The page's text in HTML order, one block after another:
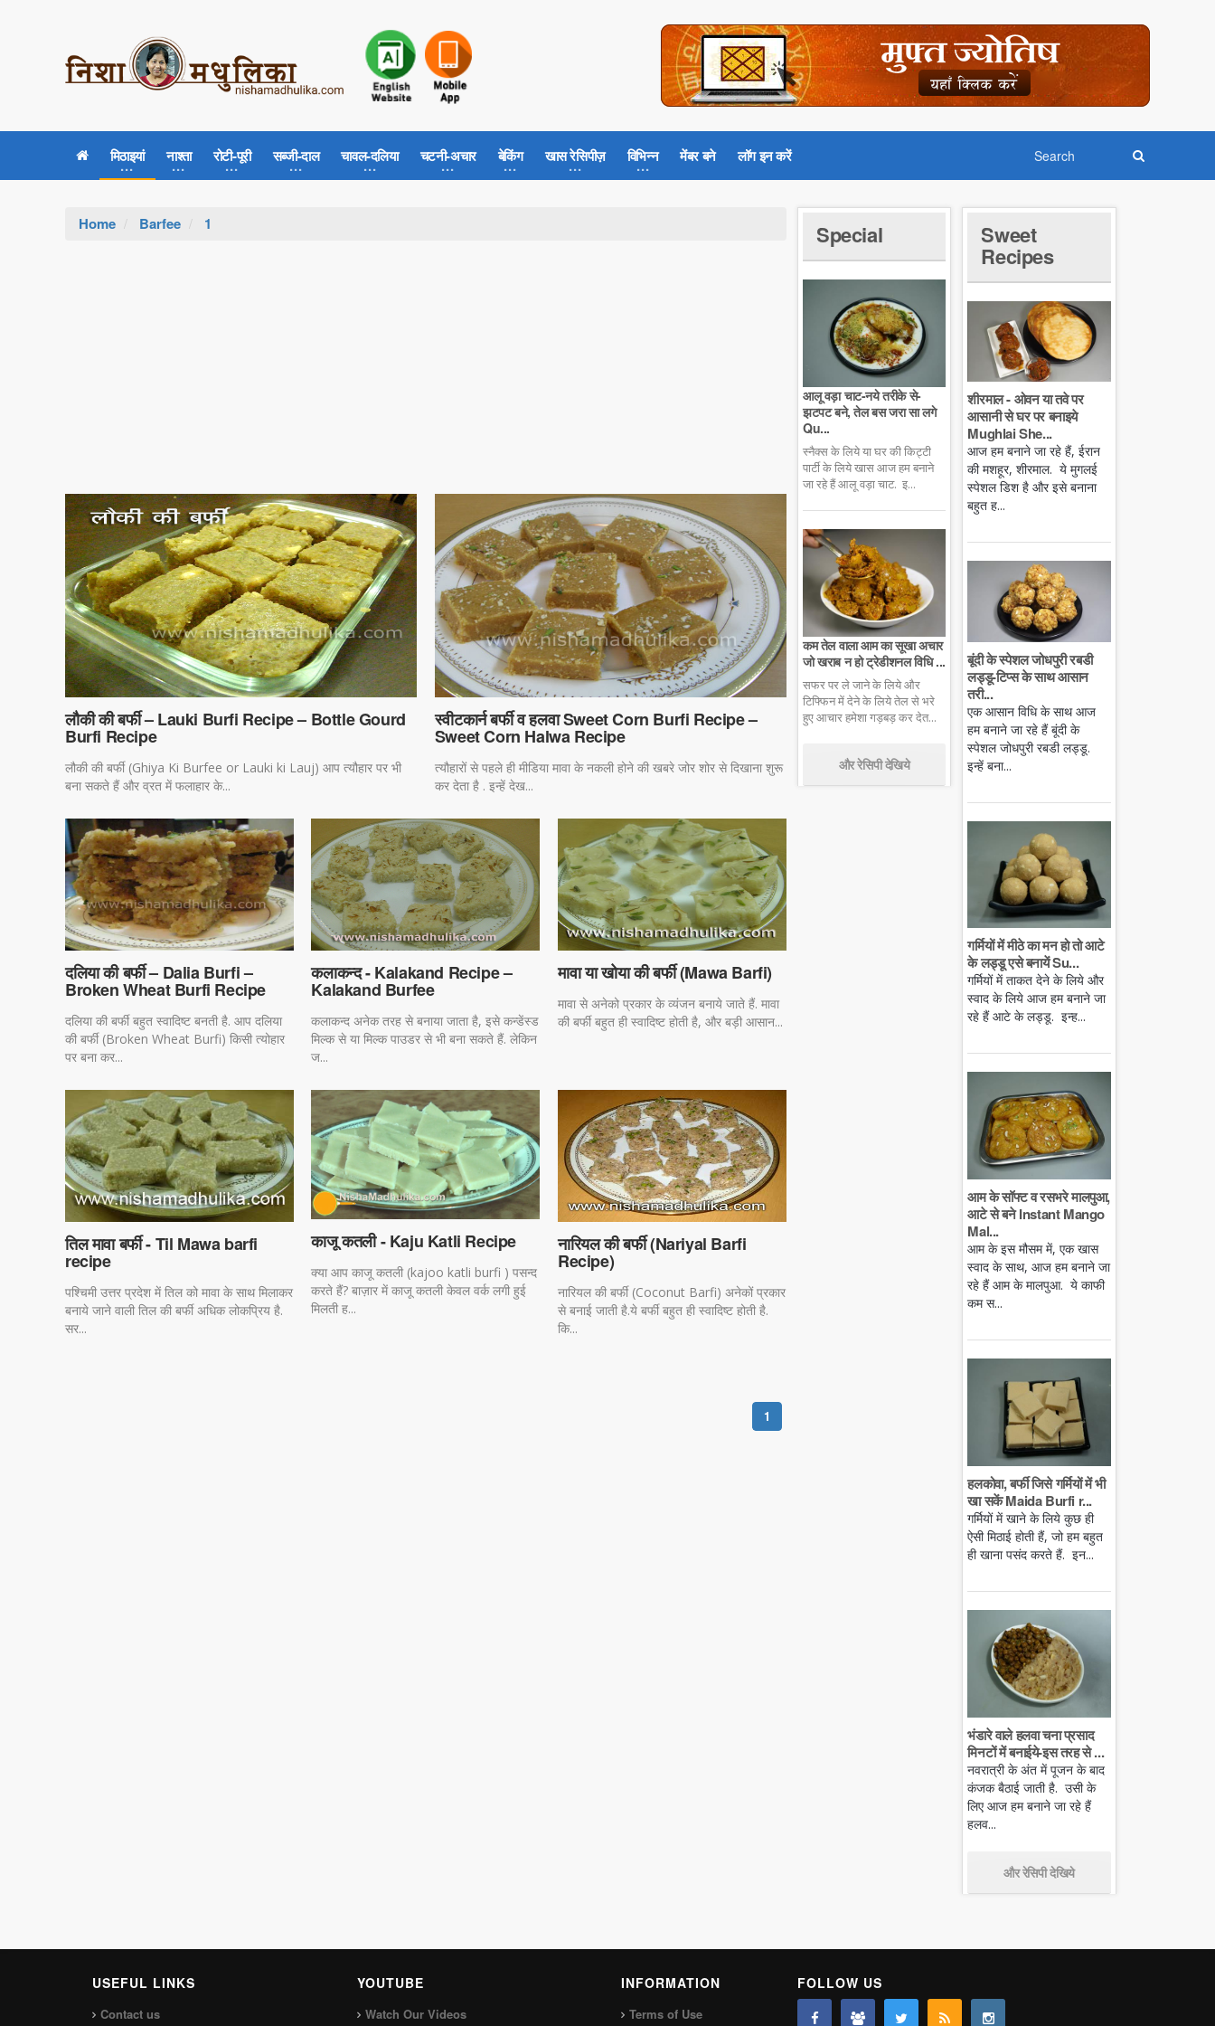
मिठाइयां नाश्ता रोटी-पूरी सब्जी-दाल चावल-दलिया चटनी-अचार बेकिंग खास रेसिपीज़ विभिन्न मेंबर बने लॉग इन करें
Home Barfee 1
लौकी की बर्फी – Lauki Burfi Recipe – Bottle Gourd
Burfi Recipe
लौकी की बर्फी (Ghiya Ki Burfee or Lauki ki Lauj) आप त्यौहार पर भी
बना सकते हैं और व्रत में फलाहार के...
स्वीटकार्न बर्फी व हलवा Sweet Corn Burfi Recipe –
Sweet Corn Halwa Recipe
त्यौहारों से पहले ही मीडिया मावा के नकली होने की खबरे जोर शोर से दिखाना शुरू
कर देता है . इन्हें देख...
दलिया की बर्फी – Dalia Burfi –
Broken Wheat Burfi Recipe
दलिया की बर्फी बहुत स्वादिष्ट बनती है. आप दलिया
की बर्फी (Broken Wheat Burfi) किसी त्योहार
पर बना कर...
कलाकन्द - Kalakand Recipe –
Kalakand Burfee
कलाकन्द अनेक तरह से बनाया जाता है, इसे कन्डेंस्ड
मिल्क से या मिल्क पाउडर से भी बना सकते हैं. लेकिन
ज...
मावा या खोया की बर्फी (Mawa Barfi)
मावा से अनेको प्रकार के व्यंजन बनाये जाते हैं. मावा
की बर्फी बहुत ही स्वादिष्ट होती है, और बड़ी आसान...
तिल मावा बर्फी - Til Mawa barfi
recipe
पश्चिमी उत्तर प्रदेश में तिल को मावा के साथ मिलाकर
बनाये जाने वाली तिल की बर्फी अधिक लोकप्रिय है.
सर...
काजू कतली - Kaju Katli Recipe
क्या आप काजू कतली (kajoo katli burfi ) पसन्द
करते हैं? बाज़ार में काजू कतली केवल वर्क लगी हुई
मिलती ह...
नारियल की बर्फी (Nariyal Barfi
Recipe)
नारियल की बर्फी (Coconut Barfi) अनेकों प्रकार
से बनाई जाती है.ये बर्फी बहुत ही स्वादिष्ट होती है.
कि...
1
Special
आलू वड़ा चाट-नये तरीके से-
झटपट बने, तेल बस जरा सा लगे
Qu...
स्नैक्स के लिये या घर की किट्टी
पार्टी के लिये खास आज हम बनाने
जा रहे हैं आलू वड़ा चाट. इ...
कम तेल वाला आम का सूखा अचार
जो खराब न हो ट्रेडीशनल विधि ...
सफर पर ले जाने के लिये और
टिफ्फिन में देने के लिये तेल से भरे
हुए आचार हमेशा गड़बड़ कर देत...
और रेसिपी देखिये
Sweet
Recipes
शीरमाल - ओवन या तवे पर
आसानी से घर पर बनाइये
Mughlai She...
आज हम बनाने जा रहे हैं, ईरान
की मशहूर, शीरमाल. ये मुगलई
स्पेशल डिश है और इसे बनाना
बहुत ह...
बूंदी के स्पेशल जोधपुरी रबडी
लड्डू-टिप्स के साथ आसान
तरी...
एक आसान विधि के साथ आज
हम बनाने जा रहे हैं बूंदी के
स्पेशल जोधपुरी रबडी लड्डू.
इन्हें बना...
गर्मियों में मीठे का मन हो तो आटे
के लड्डू एसे बनायें Su...
गर्मियों में ताकत देने के लिये और
स्वाद के लिये आज हम बनाने जा
रहे हैं आटे के लड्डू. इन्ह...
आम के सॉफ्ट व रसभरे मालपुआ,
आटे से बने Instant Mango
Mal...
आम के इस मौसम में, एक खास
स्वाद के साथ, आज हम बनाने जा
रहे हैं आम के मालपुआ. ये काफी
कम स...
हलकोवा, बर्फी जिसे गर्मियों में भी
खा सकें Maida Burfi r...
गर्मियों में खाने के लिये कुछ ही
ऐसी मिठाई होती हैं, जो हम बहुत
ही खाना पसंद करते हैं. इन...
भंडारे वाले हलवा चना प्रसाद
मिनटों में बनाईये-इस तरह से ...
नवरात्री के अंत में पूजन के बाद
कंजक बैठाई जाती है. उसी के
लिए आज हम बनाने जा रहे हैं
हलव...
और रेसिपी देखिये
USEFUL LINKS
Contact us
YOUTUBE
Watch Our Videos
INFORMATION
Terms of Use
FOLLOW US